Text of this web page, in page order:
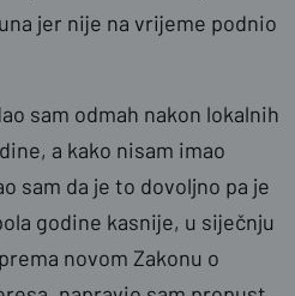
jer nije na vrijeme podnio
sam odmah nakon lokalnih
a kako nisam imao
sam da je to dovoljno pa je
godine kasnije, u siječnju
novom Zakonu o